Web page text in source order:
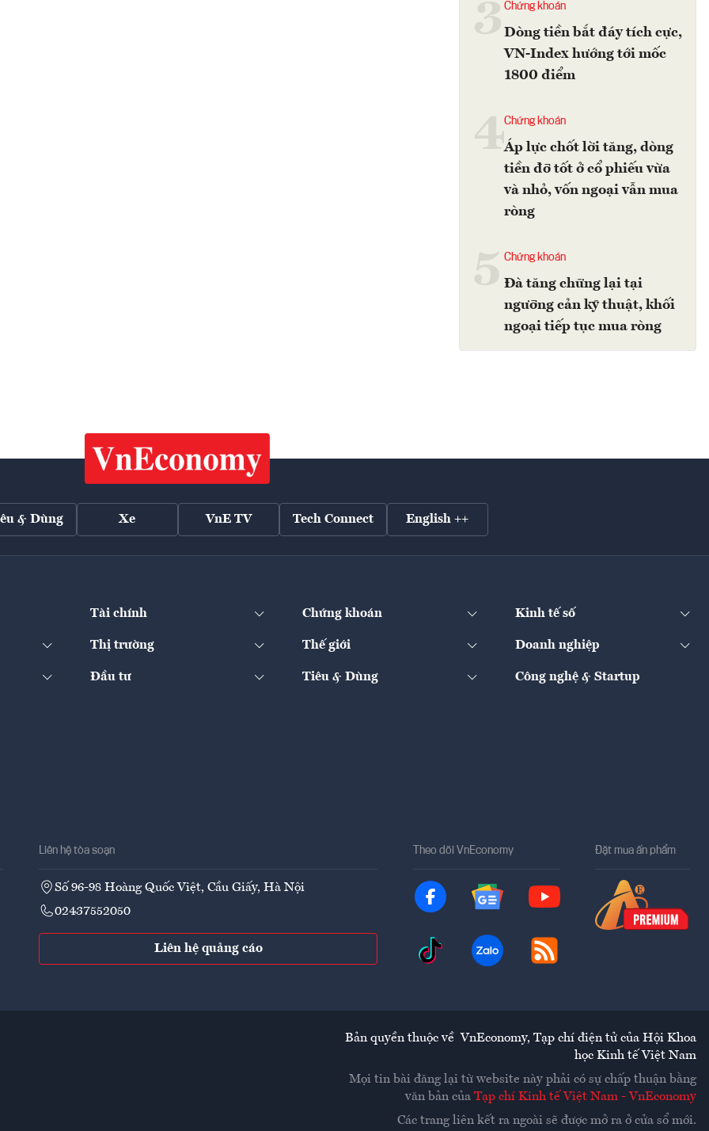
Chứng khoán
Dòng tiền bắt đáy tích cực,
VN-Index hướng tới mốc
1800 điểm
4Chứng khoán
Áp lực chốt lời tăng, dòng
tiền đỡ tốt ở cổ phiếu vừa
và nhỏ, vốn ngoại vẫn mua
ròng
Chứng khoán
Đà tăng chững lại tại
ngưỡng cản kỹ thuật, khối
ngoại tiếp tục mua ròng
& Dùng Xe VnE TV Tech Connect English ++
Tài chính Chứng khoán Kinh tế số
Thị trường Thế giới Doanh nghiệp
Đầu tư Tiêu & Dùng Công nghệ & Startup
Liên hệ tòa soạn
Số 96-98 Hoàng Quốc Việt, Cầu Giấy, Hà Nội
02437552050
Liên hệ quảng cáo
Theo dõi VnEconomy Đặt mua ấn phẩm
Bản quyền thuộc về VnEconomy, Tạp chí điện tử của Hội Khoa
học Kinh tế Việt Nam
Mọi tin bài đăng lại từ website này phải có sự chấp thuận bằng
văn bản của Tạp chí Kinh tế Việt Nam - VnEconomy
Các trang liên kết ra ngoài sẽ được mở ra ở cửa sổ mới.